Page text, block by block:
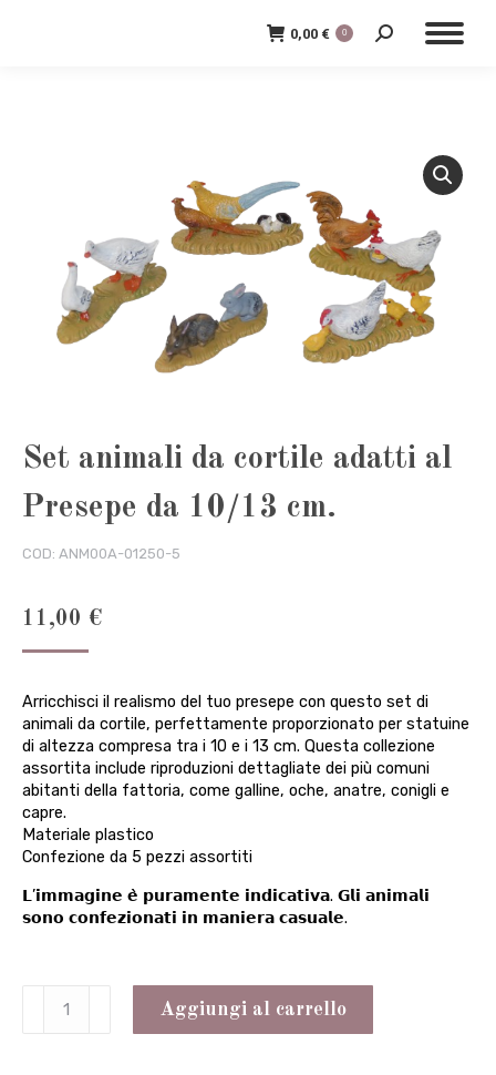
0,00 € 0 Cerca:
Set animali da cortile adatti al
Presepe da 10/13 cm.
COD: ANM00A-01250-5
11,00 €
Arricchisci il realismo del tuo presepe con questo set di
animali da cortile, perfettamente proporzionato per statuine
di altezza compresa tra i 10 e i 13 cm. Questa collezione
assortita include riproduzioni dettagliate dei più comuni
abitanti della fattoria, come galline, oche, anatre, conigli e
capre.
Materiale plastico
Confezione da 5 pezzi assortiti
𝗟’𝗶𝗺𝗺𝗮𝗴𝗶𝗻𝗲 𝗲̀ 𝗽𝘂𝗿𝗮𝗺𝗲𝗻𝘁𝗲 𝗶𝗻𝗱𝗶𝗰𝗮𝘁𝗶𝘃𝗮. 𝗚𝗹𝗶 𝗮𝗻𝗶𝗺𝗮𝗹𝗶
𝘀𝗼𝗻𝗼 𝗰𝗼𝗻𝗳𝗲𝘇𝗶𝗼𝗻𝗮𝘁𝗶 𝗶𝗻 𝗺𝗮𝗻𝗶𝗲𝗿𝗮 𝗰𝗮𝘀𝘂𝗮𝗹𝗲.
animali
Aggiungi al carrello